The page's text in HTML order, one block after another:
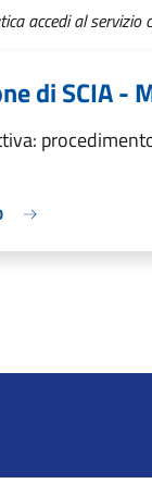
accedi al servizio
di SCIA -